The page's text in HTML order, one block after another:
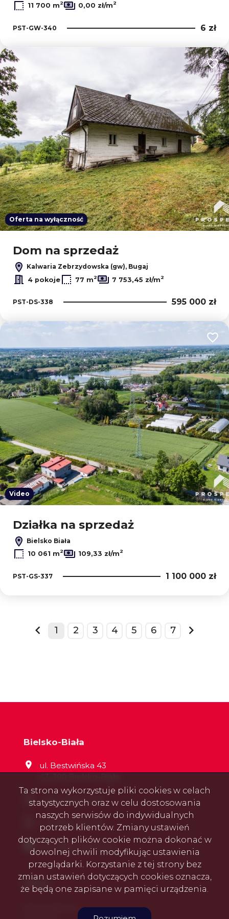
11 700 m2 0,00 zł/m2
PST-GW-340 6 zł
Oferta na wyłączność
Dom na sprzedaż
Kalwaria Zebrzydowska (gw), Bugaj
4 pokoje
77 m2 7 753,45 zł/m2
PST-DS-338 595 000 zł
Video
Działka na sprzedaż
Bielsko Biała
10 061 m2 109,33 zł/m2
PST-GS-337 1 100 000 zł
prev
1 2 3 4 5 6 7
next
Bielsko-Biała
ul. Bestwińska 43
+48 530 035 270
+48 883 423 120
biuro@prosperty.pl
menu
Ta strona wykorzystuje pliki cookies w celach
statystycznych oraz w celu dostosowania
naszych serwisów do indywidualnych
potrzeb klientów. Zmiany ustawień
dotyczących plików cookie można dokonać w
dowolnej chwili modyfikując ustawienia
przeglądarki. Korzystanie z tej strony bez
zmian ustawień dotyczących cookies oznacza,
że będą one zapisane w pamięci urządzenia.